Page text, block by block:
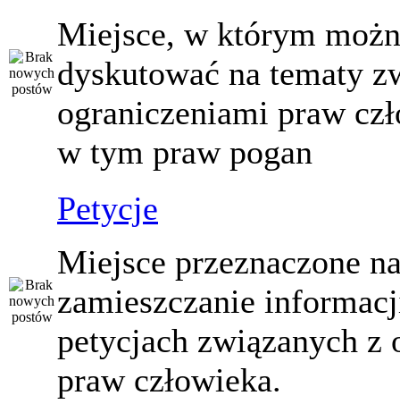
Miejsce, w którym
dyskutować na tematy
ograniczeniami praw
w tym praw pogan
Petycje
Miejsce przeznaczone
zamieszczanie
petycjach związanych z
praw człowieka.